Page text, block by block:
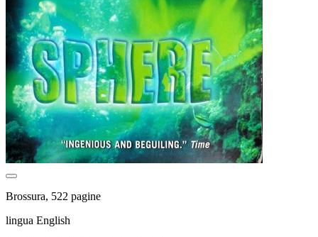
Brossura, 522 pagine
lingua English